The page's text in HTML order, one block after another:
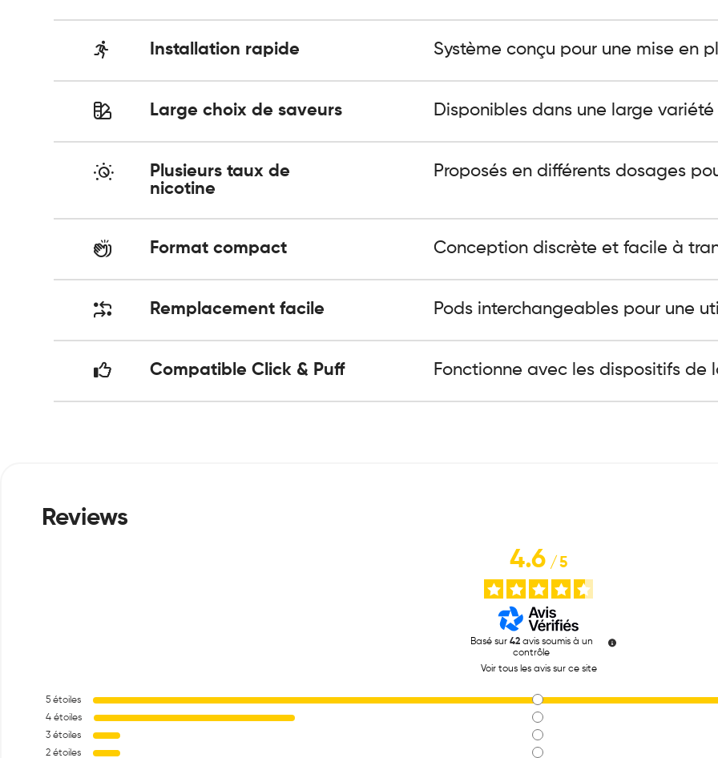
Installation rapide Système conçu pour une mise en
Large choix de saveurs Disponibles dans une large variété
Plusieurs taux de
nicotine
Proposés en différents dosages
Format compact Conception discrète et facile à
Remplacement facile Pods interchangeables pour une
Compatible Click & Puff Fonctionne avec les dispositifs de
4.6/5
Basé sur 42 avis soumis à un
contrôle
Voir tous les avis sur ce site
5 étoiles
4 étoiles
3 étoiles
2 étoiles